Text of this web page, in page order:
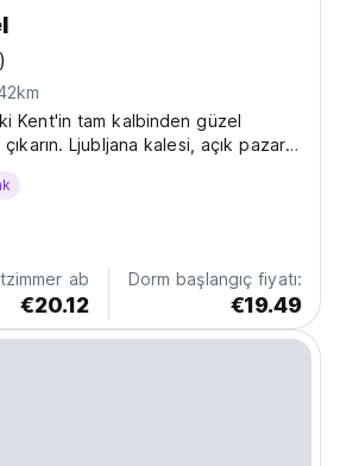
Kent'in tam kalbinden güzel
Ljubljana kalesi, açık pazar,
ve diğer birçok ilgi çekici yer, AdHoc
adım uzaklıktadır. AdHoc Hostel
ab
€20.12
Dorm başlangıç fiyatı:
€19.49